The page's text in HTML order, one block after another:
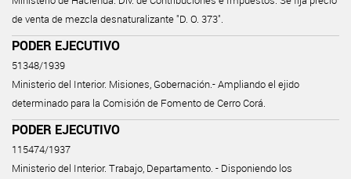
de venta de mezcla desnaturalizante "D. O. 373".
PODER EJECUTIVO
51348/1939
Ministerio del Interior. Misiones, Gobernación.- Ampliando el ejido
determinado para la Comisión de Fomento de Cerro Corá.
PODER EJECUTIVO
115474/1937
Ministerio del Interior. Trabajo, Departamento. - Disponiendo los